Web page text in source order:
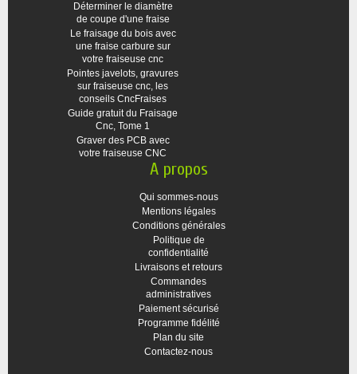
Déterminer le diamètre
de coupe d'une fraise
Le fraisage du bois avec
une fraise carbure sur
votre fraiseuse cnc
Pointes javelots, gravures
sur fraiseuse cnc, les
conseils CncFraises
Guide gratuit du Fraisage
Cnc, Tome 1
Graver des PCB avec
votre fraiseuse CNC
A propos
Qui sommes-nous
Mentions légales
Conditions générales
Politique de
confidentialité
Livraisons et retours
Commandes
administratives
Paiement sécurisé
Programme fidélité
Plan du site
Contactez-nous